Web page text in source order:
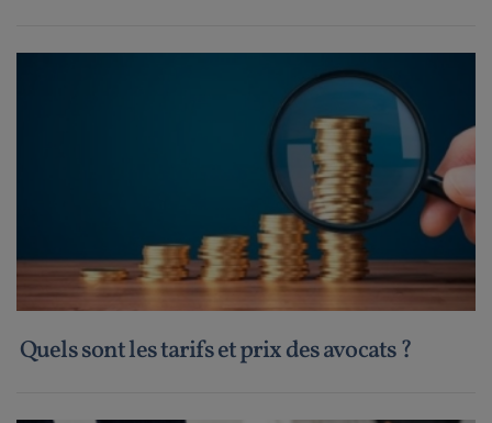
Quels sont les tarifs et prix des avocats ?